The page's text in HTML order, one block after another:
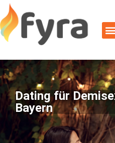
Dating für
Bayern